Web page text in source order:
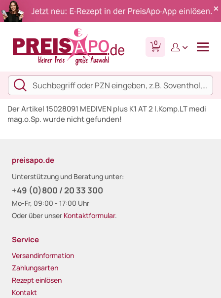
0
Der Artikel 15028091 MEDIVEN plus K1 AT 2 l.Komp.LT medi
mag.o.Sp. wurde nicht gefunden!
preisapo.de
Unterstützung und Beratung unter:
+49 (0)800 / 20 33 300
Mo-Fr, 09:00 - 17:00 Uhr
Oder über unser Kontaktformular.
Service
Versandinformation
Zahlungsarten
Rezept einlösen
Kontakt